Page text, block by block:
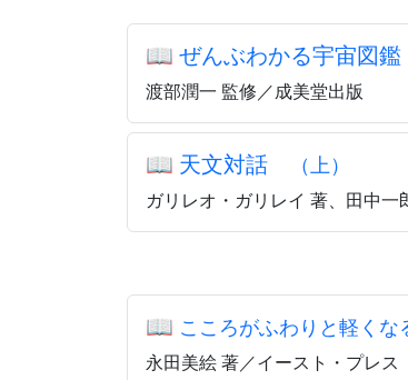
📖 ぜんぶわかる宇宙図鑑
渡部潤一 監修／成美堂出版
📖 天文対話 （上）
ガリレオ・ガリレイ 著、田中一
📖 こころがふわりと軽くな
永田美絵 著／イースト・プレス